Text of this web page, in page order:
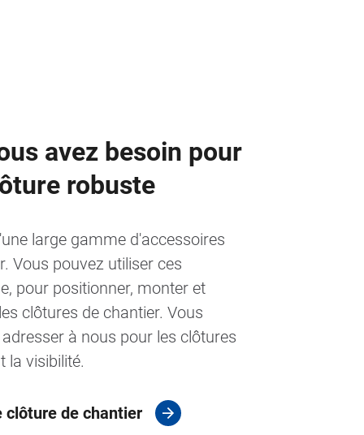
avez besoin pour
robuste
large gamme d'accessoires
Vous pouvez utiliser ces
pour positionner, monter et
clôtures de chantier. Vous
à nous pour les clôtures
la visibilité.
clôture de chantier